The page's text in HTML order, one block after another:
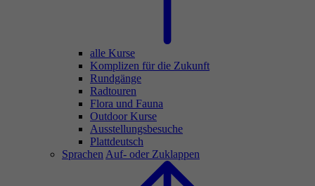
alle Kurse
Komplizen für die Zukunft
Rundgänge
Radtouren
Flora und Fauna
Outdoor Kurse
Ausstellungsbesuche
Plattdeutsch
Sprachen Auf- oder Zuklappen